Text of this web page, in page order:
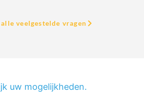
veelgestelde vragen
uw mogelijkheden.